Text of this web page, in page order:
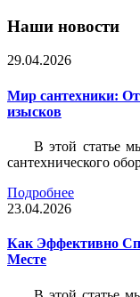
Наши новости
29.04.2026
Мир сантехники:
изысков
В этой статье
сантехнического
Подробнее
23.04.2026
Как Эффективно
Месте